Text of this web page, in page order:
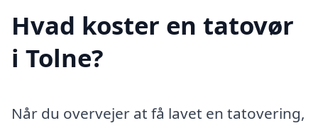
Hvad koster en tatovør
i Tolne?
Når du overvejer at få lavet en tatovering,